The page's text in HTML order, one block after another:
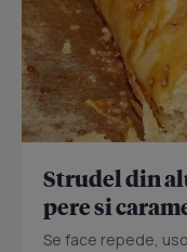
Strudel din
pere si
Se face repede,